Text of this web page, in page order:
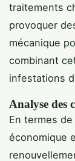
traitements
provoquer
mécanique
combinant
infestations
Analyse des
En termes
économique